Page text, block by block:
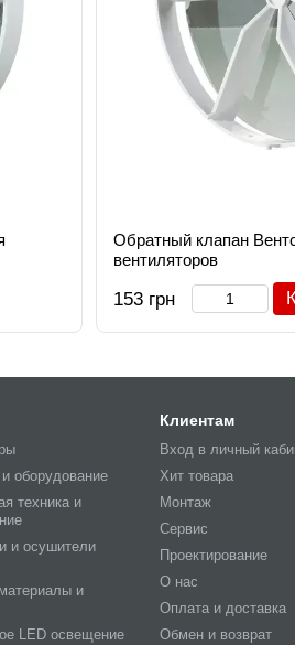
Обратный клапан
вентиляторов
153 грн
оборудование
техника и
и осушители
и
LED освещение
Клиентам
Вход в личный
Хит товара
Монтаж
Сервис
Проектирование
О нас
Оплата и доставка
Обмен и возврат